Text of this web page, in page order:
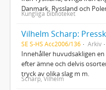
Danmark, Ryssland och
Kungliga biblioteket
Vilhelm Scharp:
SE S-HS Acc2006/136 Arkiv
Innehåller huvudsakligen
efter ämne och delvis
tryck av olika slag m m.
Scharp, Vilhelm